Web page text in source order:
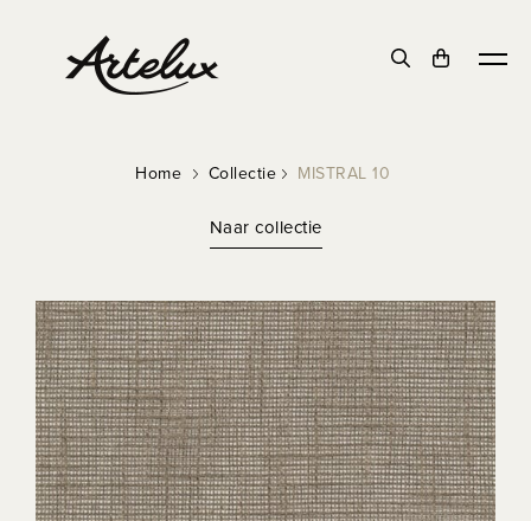
Home Collectie MISTRAL 10
Naar collectie